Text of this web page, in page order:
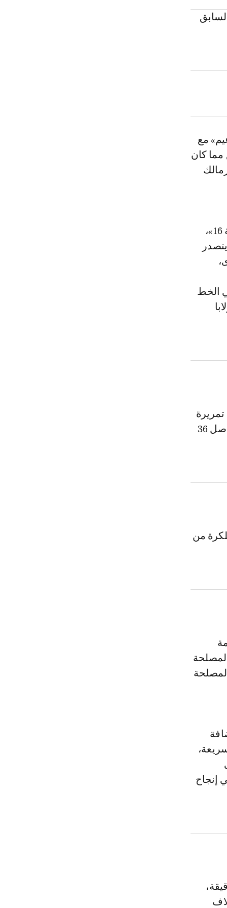
مع
مما كان
ولعب رحيمي دوراً مباشراً في فوز «الزعيم» على «السماوي» في «الجولة 16»،
أخرى،
الخط
وشارك رحيمي في 13 مباراة، لعب خلالها 1125 دقيقة، شهدت قيامه بـ 362 تمريرة
كلها هجومية بنسبة دقة تمرير بلغت 53%، وسدد على المرمى 17 مرة من أصل 36
من
لمصلحة
لمصلحة
إنجاح
خطورة على أي دفاع في «دورينا»، طوال 90 دقيقة،